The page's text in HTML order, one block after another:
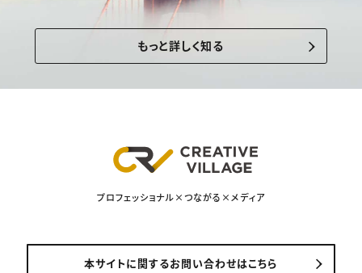
もっと詳しく知る
プロフェッショナル×つながる×メディア
本サイトに関するお問い合わせはこちら